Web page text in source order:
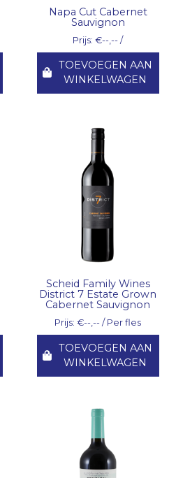
Napa Cut Cabernet
Sauvignon
Prijs: €--,-- /
TOEVOEGEN AAN
WINKELWAGEN
Scheid Family Wines
District 7 Estate Grown
Cabernet Sauvignon
Prijs: €--,-- / Per fles
TOEVOEGEN AAN
WINKELWAGEN